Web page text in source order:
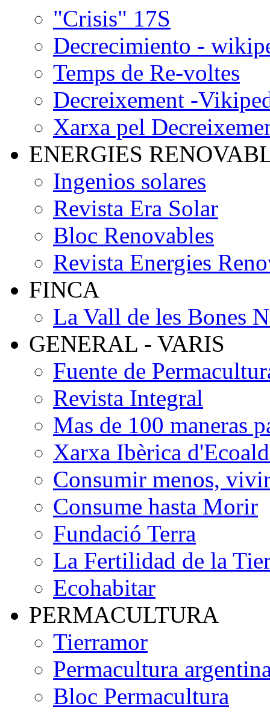
"Crisis" 17S
Decrecimiento -
Temps de Re-voltes
Decreixement -
Xarxa pel
ENERGIES
Ingenios solares
Revista Era Solar
Bloc Renovables
Revista Energies
FINCA
La Vall de les Bones
GENERAL - VARIS
Fuente de
Revista Integral
Mas de 100 maneras
Xarxa Ibèrica
Consumir menos,
Consume hasta Morir
Fundació Terra
La Fertilidad de la
Ecohabitar
PERMACULTURA
Tierramor
Permacultura
Bloc Permacultura